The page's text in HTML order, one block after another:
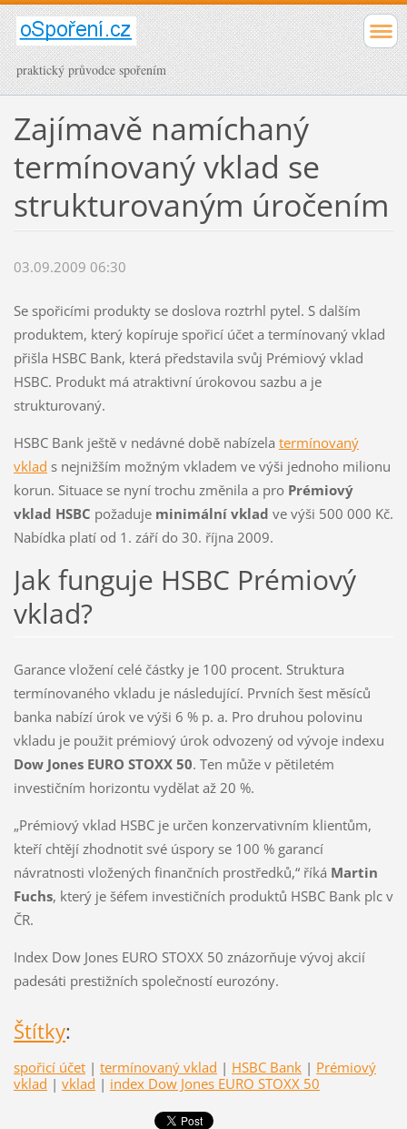
praktický průvodce spořením
Zajímavě namíchaný
termínovaný vklad se
strukturovaným úročením
03.09.2009 06:30
Se spořicími produkty se doslova roztrhl pytel. S dalším
produktem, který kopíruje spořicí účet a termínovaný vklad
přišla HSBC Bank, která představila svůj Prémiový vklad
HSBC. Produkt má atraktivní úrokovou sazbu a je
strukturovaný.
HSBC Bank ještě v nedávné době nabízela termínovaný
vklad s nejnižším možným vkladem ve výši jednoho milionu
korun. Situace se nyní trochu změnila a pro Prémiový
vklad HSBC požaduje minimální vklad ve výši 500 000 Kč.
Nabídka platí od 1. září do 30. října 2009.
Jak funguje HSBC Prémiový
vklad?
Garance vložení celé částky je 100 procent. Struktura
termínovaného vkladu je následující. Prvních šest měsíců
banka nabízí úrok ve výši 6 % p. a. Pro druhou polovinu
vkladu je použit prémiový úrok odvozený od vývoje indexu
Dow Jones EURO STOXX 50. Ten může v pětiletém
investičním horizontu vydělat až 20 %.
„Prémiový vklad HSBC je určen konzervativním klientům,
kteří chtějí zhodnotit své úspory se 100 % garancí
návratnosti vložených finančních prostředků,“ říká Martin
Fuchs, který je šéfem investičních produktů HSBC Bank plc v
ČR.
Index Dow Jones EURO STOXX 50 znázorňuje vývoj akcií
padesáti prestižních společností eurozóny.
Štítky:
spořicí účet | termínovaný vklad | HSBC Bank | Prémiový
vklad | vklad | index Dow Jones EURO STOXX 50